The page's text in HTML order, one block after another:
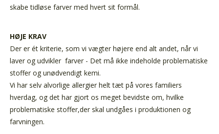
skabe tidløse farver med hvert sit formål.
HØJE KRAV
Der er ét kriterie, som vi vægter højere end alt andet, når vi
laver og udvikler farver - Det må ikke indeholde problematiske
stoffer og unødvendigt kemi.
Vi har selv alvorlige allergier helt tæt på vores familiers
hverdag, og det har gjort os meget bevidste om, hvilke
problematiske stoffer,der skal undgåes i produktionen og
farvningen.